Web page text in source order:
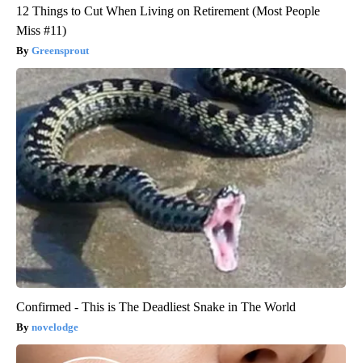
12 Things to Cut When Living on Retirement (Most People
Miss #11)
Greensprout
Confirmed - This is The Deadliest Snake in The World
novelodge